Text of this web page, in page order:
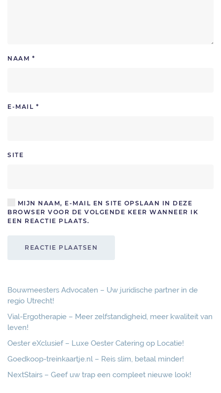
NAAM *
E-MAIL *
SITE
MIJN NAAM, E-MAIL EN SITE OPSLAAN IN DEZE
BROWSER VOOR DE VOLGENDE KEER WANNEER IK
EEN REACTIE PLAATS.
REACTIE PLAATSEN
Bouwmeesters Advocaten – Uw juridische partner in de
regio Utrecht!
Vial-Ergotherapie – Meer zelfstandigheid, meer kwaliteit van
leven!
Oester eXclusief – Luxe Oester Catering op Locatie!
Goedkoop-treinkaartje.nl – Reis slim, betaal minder!
NextStairs – Geef uw trap een compleet nieuwe look!